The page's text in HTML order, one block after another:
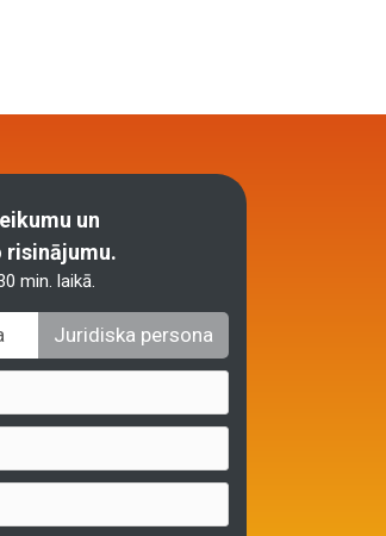
un
risinājumu.
min. laikā.
Juridiska persona